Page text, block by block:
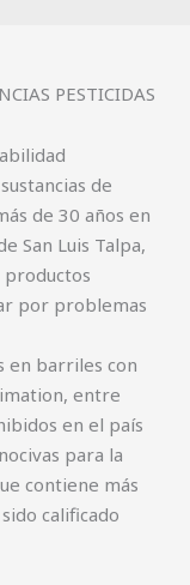
PESTICIDAS
de
de 30 años en
San Luis Talpa,
productos
por problemas
en barriles con
entre
en el país
para la
contiene más
calificado